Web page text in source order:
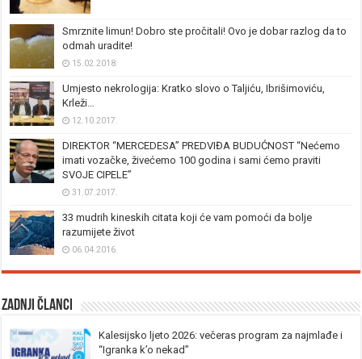
Smrznite limun! Dobro ste pročitali! Ovo je dobar razlog da to
odmah uradite!
15.02.2018.
Umjesto nekrologija: Kratko slovo o Taljiću, Ibrišimoviću,
Krleži…
12.10.2017.
DIREKTOR “MERCEDESA” PREDVIĐA BUDUĆNOST “Nećemo
imati vozačke, živećemo 100 godina i sami ćemo praviti
SVOJE CIPELE”
31.07.2017.
33 mudrih kineskih citata koji će vam pomoći da bolje
razumijete život
06.04.2016.
Zadnji članci
Kalesijsko ljeto 2026: večeras program za najmlađe i
“Igranka k’o nekad”